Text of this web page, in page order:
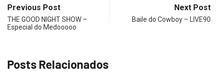
Previous Post
THE GOOD NIGHT SHOW –
Especial do Medooooo
Next Post
Baile do Cowboy – LIVE90
Posts Relacionados